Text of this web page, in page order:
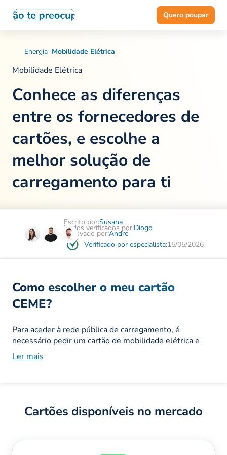
Quero poupar
Energia Mobilidade Elétrica
Mobilidade Elétrica
Conhece as diferenças
entre os fornecedores de
cartões, e escolhe a
melhor solução de
carregamento para ti
Escrito por:Susana
Dados verificados por:Diogo
Aprovado por:André
Verificado por especialista:15/05/2026
Como escolher o meu cartão
CEME?
Para aceder à rede pública de carregamento, é
necessário pedir um cartão de mobilidade elétrica e
fazer um contrato com um dos comercializadores -
Comercializador de Eletricidade para a Mobilidade
que consome, o valor dos postos de carregamento e os
impostos. Para garantires a maior poupança, o ideal é
um
, que permita uma
gestão integrada de todos os teus consumos
Ler mais
Cartões disponíveis no mercado